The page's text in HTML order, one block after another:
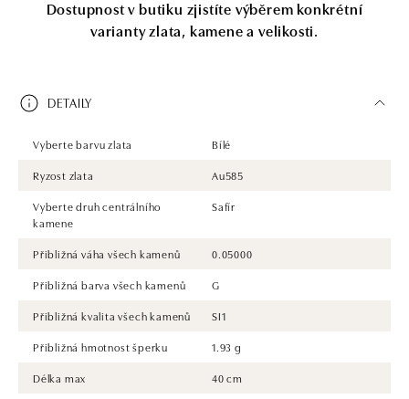
Dostupnost v butiku zjistíte výběrem konkrétní
varianty zlata, kamene a velikosti.
DETAILY
Vyberte barvu zlata
Bílé
Ryzost zlata
Au585
Vyberte druh centrálního
kamene
Safír
Přibližná váha všech kamenů
0.05000
Přibližná barva všech kamenů
G
Přibližná kvalita všech kamenů
SI1
Přibližná hmotnost šperku
1.93 g
Délka max
40 cm